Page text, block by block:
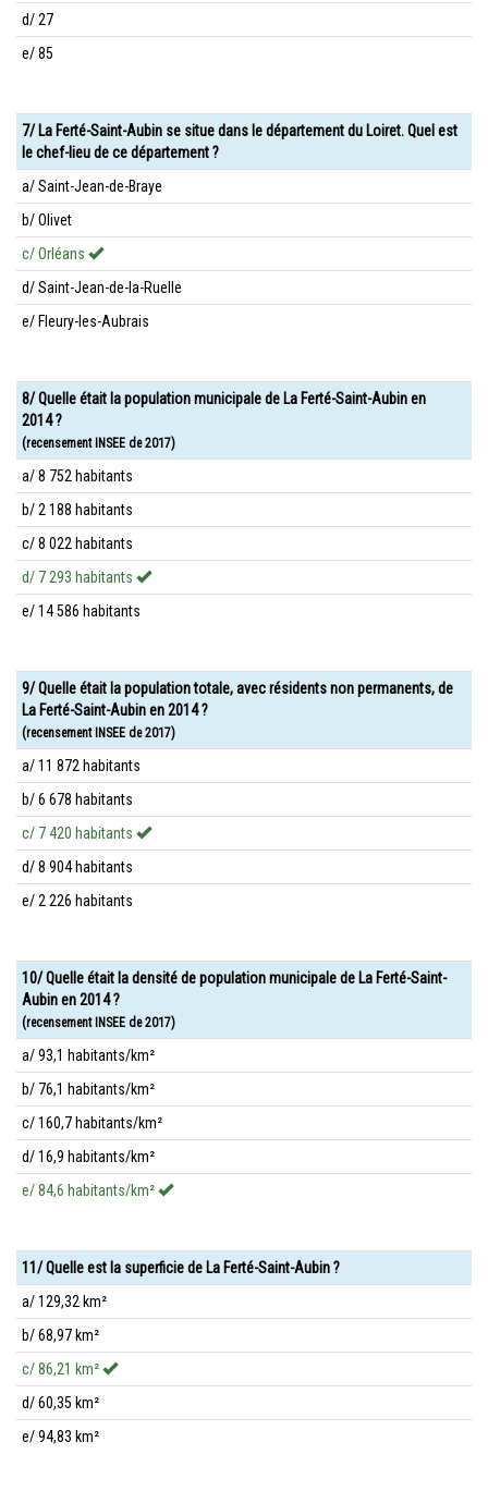
d/ 27
e/ 85
7/ La Ferté-Saint-Aubin se situe dans le département du Loiret. Quel est
le chef-lieu de ce département ?
a/ Saint-Jean-de-Braye
b/ Olivet
c/ Orléans
d/ Saint-Jean-de-la-Ruelle
e/ Fleury-les-Aubrais
8/ Quelle était la population municipale de La Ferté-Saint-Aubin en
2014 ?
(recensement INSEE de 2017)
a/ 8 752 habitants
b/ 2 188 habitants
c/ 8 022 habitants
d/ 7 293 habitants
e/ 14 586 habitants
9/ Quelle était la population totale, avec résidents non permanents, de
La Ferté-Saint-Aubin en 2014 ?
(recensement INSEE de 2017)
a/ 11 872 habitants
b/ 6 678 habitants
c/ 7 420 habitants
d/ 8 904 habitants
e/ 2 226 habitants
10/ Quelle était la densité de population municipale de La Ferté-Saint-
Aubin en 2014 ?
(recensement INSEE de 2017)
a/ 93,1 habitants/km²
b/ 76,1 habitants/km²
c/ 160,7 habitants/km²
d/ 16,9 habitants/km²
e/ 84,6 habitants/km²
11/ Quelle est la superficie de La Ferté-Saint-Aubin ?
a/ 129,32 km²
b/ 68,97 km²
c/ 86,21 km²
d/ 60,35 km²
e/ 94,83 km²